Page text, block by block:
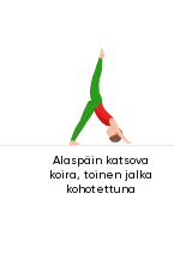
Alaspäin katsova
koira, toinen jalka
kohotettuna